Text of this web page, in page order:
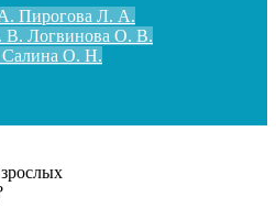
Пирогова Л. А.
Логвинова О. В.
Салина О. Н.